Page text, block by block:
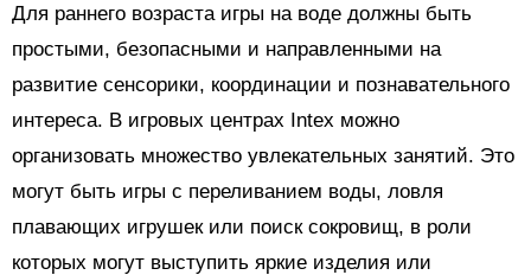
Для раннего возраста игры на воде должны быть
простыми, безопасными и направленными на
развитие сенсорики, координации и познавательного
интереса. В игровых центрах Intex можно
организовать множество увлекательных занятий. Это
могут быть игры с переливанием воды, ловля
плавающих игрушек или поиск сокровищ, в роли
которых могут выступить яркие изделия или